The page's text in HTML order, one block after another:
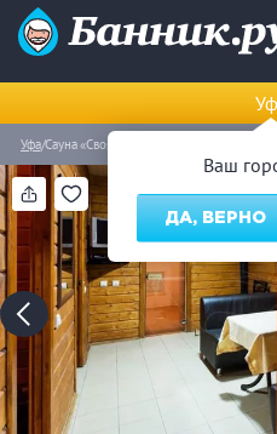
Ваш
ДА, ВЕРНО
Уфа Сауна «Свояк»